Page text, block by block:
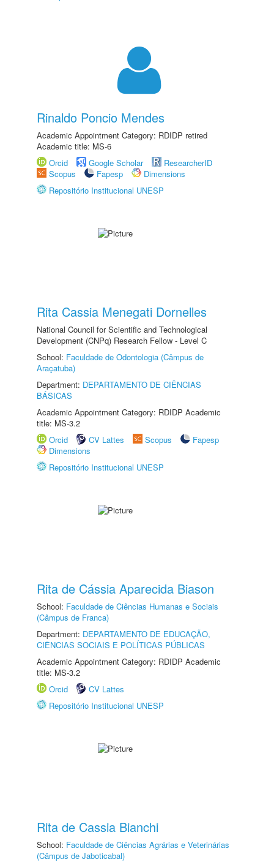
Rinaldo Poncio Mendes
Academic Appointment Category: RDIDP retired
Academic title: MS-6
Orcid
Google Scholar
ResearcherID
Scopus
Fapesp
Dimensions
Repositório Institucional UNESP
Rita Cassia Menegati Dornelles
National Council for Scientific and Technological
Development (CNPq) Research Fellow - Level C
School: Faculdade de Odontologia (Câmpus de
Araçatuba)
Department: DEPARTAMENTO DE CIÊNCIAS
BÁSICAS
Academic Appointment Category: RDIDP Academic
title: MS-3.2
Orcid
CV Lattes Scopus
Fapesp
Dimensions
Repositório Institucional UNESP
Rita de Cássia Aparecida Biason
School: Faculdade de Ciências Humanas e Sociais
(Câmpus de Franca)
Department: DEPARTAMENTO DE EDUCAÇÃO,
CIÊNCIAS SOCIAIS E POLÍTICAS PÚBLICAS
Academic Appointment Category: RDIDP Academic
title: MS-3.2
Orcid
CV Lattes
Repositório Institucional UNESP
Rita de Cassia Bianchi
School: Faculdade de Ciências Agrárias e Veterinárias
(Câmpus de Jaboticabal)